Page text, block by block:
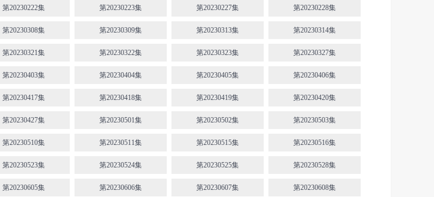
第20230222集 第20230223集 第20230227集 第20230228集
第20230308集 第20230309集 第20230313集 第20230314集
第20230321集 第20230322集 第20230323集 第20230327集
第20230403集 第20230404集 第20230405集 第20230406集
第20230417集 第20230418集 第20230419集 第20230420集
第20230427集 第20230501集 第20230502集 第20230503集
第20230510集 第20230511集 第20230515集 第20230516集
第20230523集 第20230524集 第20230525集 第20230528集
第20230605集 第20230606集 第20230607集 第20230608集